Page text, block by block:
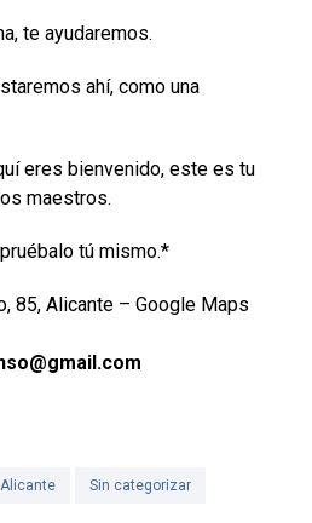
te ayudaremos.
ahí, como una
eres bienvenido, este es tu
maestros.
tú mismo.*
85, Alicante – Google Maps
Alicante Sin categorizar